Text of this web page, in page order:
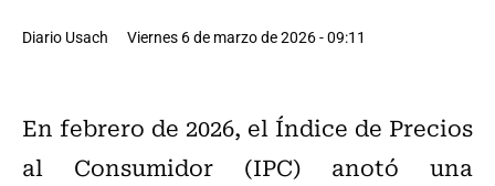
Diario Usach Viernes 6 de marzo de 2026 - 09:11
En febrero de 2026, el Índice de Precios
al Consumidor (IPC) anotó una